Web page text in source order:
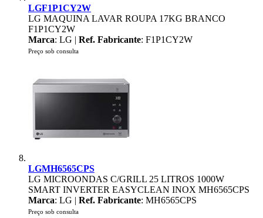
LGF1P1CY2W
LG MAQUINA LAVAR ROUPA 17KG BRANCO
F1P1CY2W
Marca: LG | Ref. Fabricante: F1P1CY2W
Preço sob consulta
LGMH6565CPS
LG MICROONDAS C/GRILL 25 LITROS 1000W
SMART INVERTER EASYCLEAN INOX MH6565CPS
Marca: LG | Ref. Fabricante: MH6565CPS
Preço sob consulta